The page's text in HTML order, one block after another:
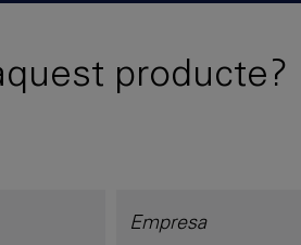
producte?